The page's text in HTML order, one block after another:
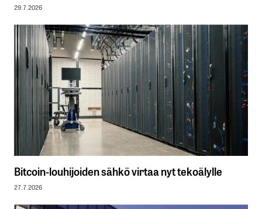
29.7.2026
Bitcoin-louhijoiden sähkö virtaa nyt tekoälylle
27.7.2026